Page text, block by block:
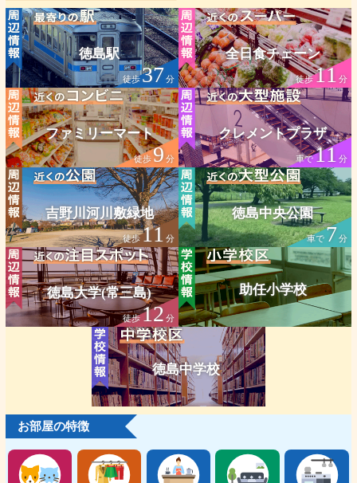
徳島駅
徒歩37分
全日食チェーン
徒歩11 分
ファミリーマート
徒歩9分
クレメントプラザ
車で11 分
吉野川河川敷緑地
徒歩11 分
徳島中央公園
車で7分
徳島大学(常三島)
徒歩12 分
助任小学校
徳島中学校
お部屋の特徴